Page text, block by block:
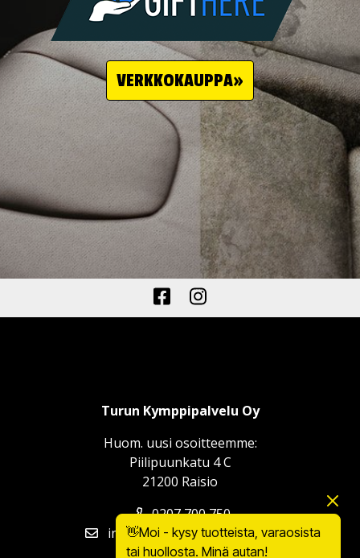
👋Moi - kysy tuotteista, varaosista
tai huollosta. Minä autan!
VERKKOKAUPPA»
Turun Kymppipalvelu Oy
Huom. uusi osoitteemme:
Piilipuunkatu 4 C
21200 Raisio
0207 700 750
info@turunkymppipalvelu.fi